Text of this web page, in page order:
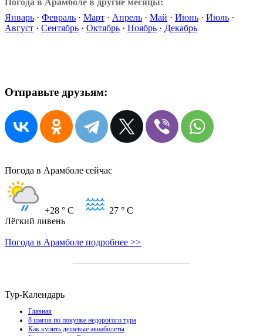
Погода в Арамболе в другие месяцы:
Январь · Февраль · Март · Апрель · Май · Июнь · Июль ·
Август · Сентябрь · Октябрь · Ноябрь · Декабрь
Отправьте друзьям:
Погода в Арамболе сейчас
+28 ° C 27 ° C
Лёгкий ливень
Погода в Арамболе подробнее >>
Тур-Календарь
Главная
8 шагов по покупке недорогого тура
Как купить дешевые авиабилеты